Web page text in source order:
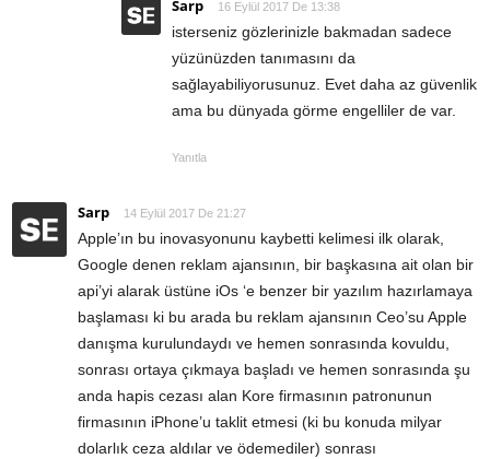
Sarp 16 Eylül 2017 De 13:38
isterseniz gözlerinizle bakmadan sadece
yüzünüzden tanımasını da
sağlayabiliyorusunuz. Evet daha az güvenlik
ama bu dünyada görme engelliler de var.
Yanıtla
Sarp 14 Eylül 2017 De 21:27
Apple’ın bu inovasyonunu kaybetti kelimesi ilk olarak,
Google denen reklam ajansının, bir başkasına ait olan bir
api’yi alarak üstüne iOs ‘e benzer bir yazılım hazırlamaya
başlaması ki bu arada bu reklam ajansının Ceo’su Apple
danışma kurulundaydı ve hemen sonrasında kovuldu,
sonrası ortaya çıkmaya başladı ve hemen sonrasında şu
anda hapis cezası alan Kore firmasının patronunun
firmasının iPhone’u taklit etmesi (ki bu konuda milyar
dolarlık ceza aldılar ve ödemediler) sonrası